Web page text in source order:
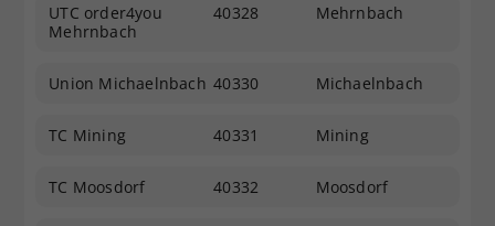
UTC order4you
Mehrnbach
40328 Mehrnbach
Union Michaelnbach 40330 Michaelnbach
TC Mining 40331 Mining
TC Moosdorf 40332 Moosdorf